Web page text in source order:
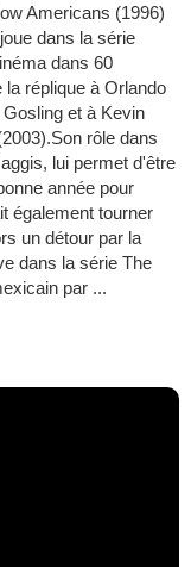
Americans (1996)
dans la série
dans 60
réplique à Orlando
et à Kevin
rôle dans
lui permet d'être
année pour
également tourner
un détour par la
dans la série The
par ...